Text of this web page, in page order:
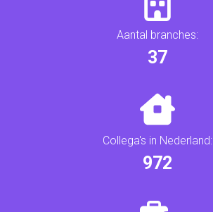
Aantal branches:
39
Collega's in Nederland:
1016